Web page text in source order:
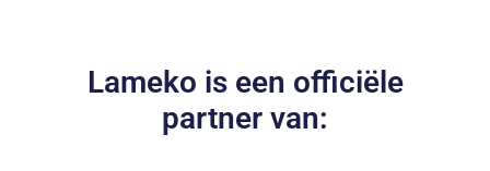
Lameko is een officiële
partner van: